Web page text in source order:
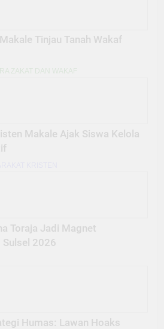
Tinjau Tanah Wakaf
ZAKAT DAN WAKAF
Makale Ajak Siswa Kelola
Toraja Jadi Magnet
Sulsel 2026
Humas: Lawan Hoaks